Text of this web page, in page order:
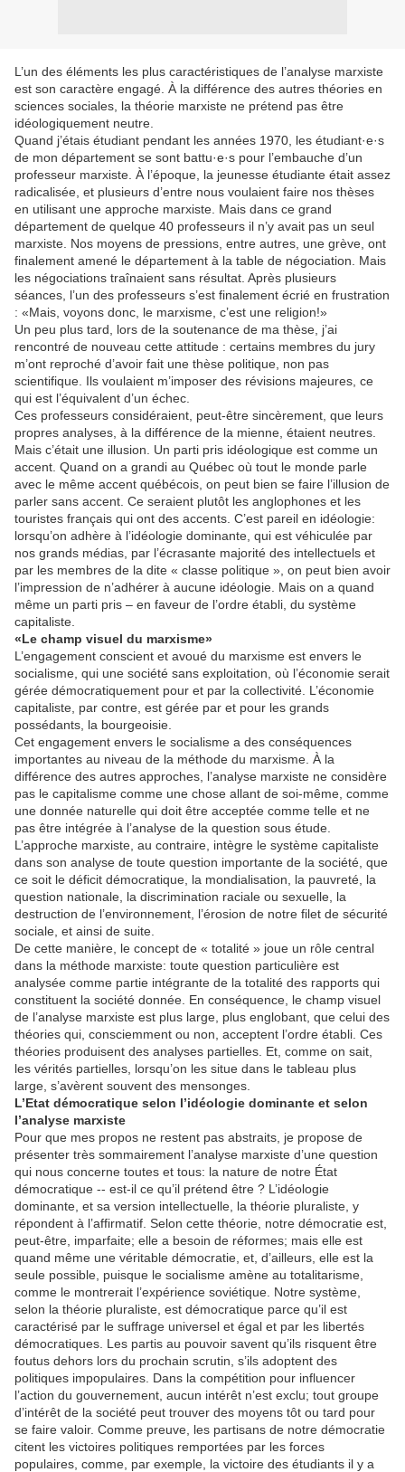
L’un des éléments les plus caractéristiques de l’analyse marxiste
est son caractère engagé. À la différence des autres théories en
sciences sociales, la théorie marxiste ne prétend pas être
idéologiquement neutre.
Quand j’étais étudiant pendant les années 1970, les étudiant·e·s
de mon département se sont battu·e·s pour l’embauche d’un
professeur marxiste. À l’époque, la jeunesse étudiante était assez
radicalisée, et plusieurs d’entre nous voulaient faire nos thèses
en utilisant une approche marxiste. Mais dans ce grand
département de quelque 40 professeurs il n’y avait pas un seul
marxiste. Nos moyens de pressions, entre autres, une grève, ont
finalement amené le département à la table de négociation. Mais
les négociations traînaient sans résultat. Après plusieurs
séances, l’un des professeurs s’est finalement écrié en frustration
: «Mais, voyons donc, le marxisme, c’est une religion!»
Un peu plus tard, lors de la soutenance de ma thèse, j’ai
rencontré de nouveau cette attitude : certains membres du jury
m’ont reproché d’avoir fait une thèse politique, non pas
scientifique. Ils voulaient m’imposer des révisions majeures, ce
qui est l’équivalent d’un échec.
Ces professeurs considéraient, peut-être sincèrement, que leurs
propres analyses, à la différence de la mienne, étaient neutres.
Mais c’était une illusion. Un parti pris idéologique est comme un
accent. Quand on a grandi au Québec où tout le monde parle
avec le même accent québécois, on peut bien se faire l’illusion de
parler sans accent. Ce seraient plutôt les anglophones et les
touristes français qui ont des accents. C’est pareil en idéologie:
lorsqu’on adhère à l’idéologie dominante, qui est véhiculée par
nos grands médias, par l’écrasante majorité des intellectuels et
par les membres de la dite « classe politique », on peut bien avoir
l’impression de n’adhérer à aucune idéologie. Mais on a quand
même un parti pris – en faveur de l’ordre établi, du système
capitaliste.
«Le champ visuel du marxisme»
L’engagement conscient et avoué du marxisme est envers le
socialisme, qui une société sans exploitation, où l’économie serait
gérée démocratiquement pour et par la collectivité. L’économie
capitaliste, par contre, est gérée par et pour les grands
possédants, la bourgeoisie.
Cet engagement envers le socialisme a des conséquences
importantes au niveau de la méthode du marxisme. À la
différence des autres approches, l’analyse marxiste ne considère
pas le capitalisme comme une chose allant de soi-même, comme
une donnée naturelle qui doit être acceptée comme telle et ne
pas être intégrée à l’analyse de la question sous étude.
L’approche marxiste, au contraire, intègre le système capitaliste
dans son analyse de toute question importante de la société, que
ce soit le déficit démocratique, la mondialisation, la pauvreté, la
question nationale, la discrimination raciale ou sexuelle, la
destruction de l’environnement, l’érosion de notre filet de sécurité
sociale, et ainsi de suite.
De cette manière, le concept de « totalité » joue un rôle central
dans la méthode marxiste: toute question particulière est
analysée comme partie intégrante de la totalité des rapports qui
constituent la société donnée. En conséquence, le champ visuel
de l’analyse marxiste est plus large, plus englobant, que celui des
théories qui, consciemment ou non, acceptent l’ordre établi. Ces
théories produisent des analyses partielles. Et, comme on sait,
les vérités partielles, lorsqu’on les situe dans le tableau plus
large, s’avèrent souvent des mensonges.
L’Etat démocratique selon l’idéologie dominante et selon
l’analyse marxiste
Pour que mes propos ne restent pas abstraits, je propose de
présenter très sommairement l’analyse marxiste d’une question
qui nous concerne toutes et tous: la nature de notre État
démocratique -- est-il ce qu’il prétend être ? L’idéologie
dominante, et sa version intellectuelle, la théorie pluraliste, y
répondent à l’affirmatif. Selon cette théorie, notre démocratie est,
peut-être, imparfaite; elle a besoin de réformes; mais elle est
quand même une véritable démocratie, et, d’ailleurs, elle est la
seule possible, puisque le socialisme amène au totalitarisme,
comme le montrerait l’expérience soviétique. Notre système,
selon la théorie pluraliste, est démocratique parce qu’il est
caractérisé par le suffrage universel et égal et par les libertés
démocratiques. Les partis au pouvoir savent qu’ils risquent être
foutus dehors lors du prochain scrutin, s’ils adoptent des
politiques impopulaires. Dans la compétition pour influencer
l’action du gouvernement, aucun intérêt n’est exclu; tout groupe
d’intérêt de la société peut trouver des moyens tôt ou tard pour
se faire valoir. Comme preuve, les partisans de notre démocratie
citent les victoires politiques remportées par les forces
populaires, comme, par exemple, la victoire des étudiants il y a